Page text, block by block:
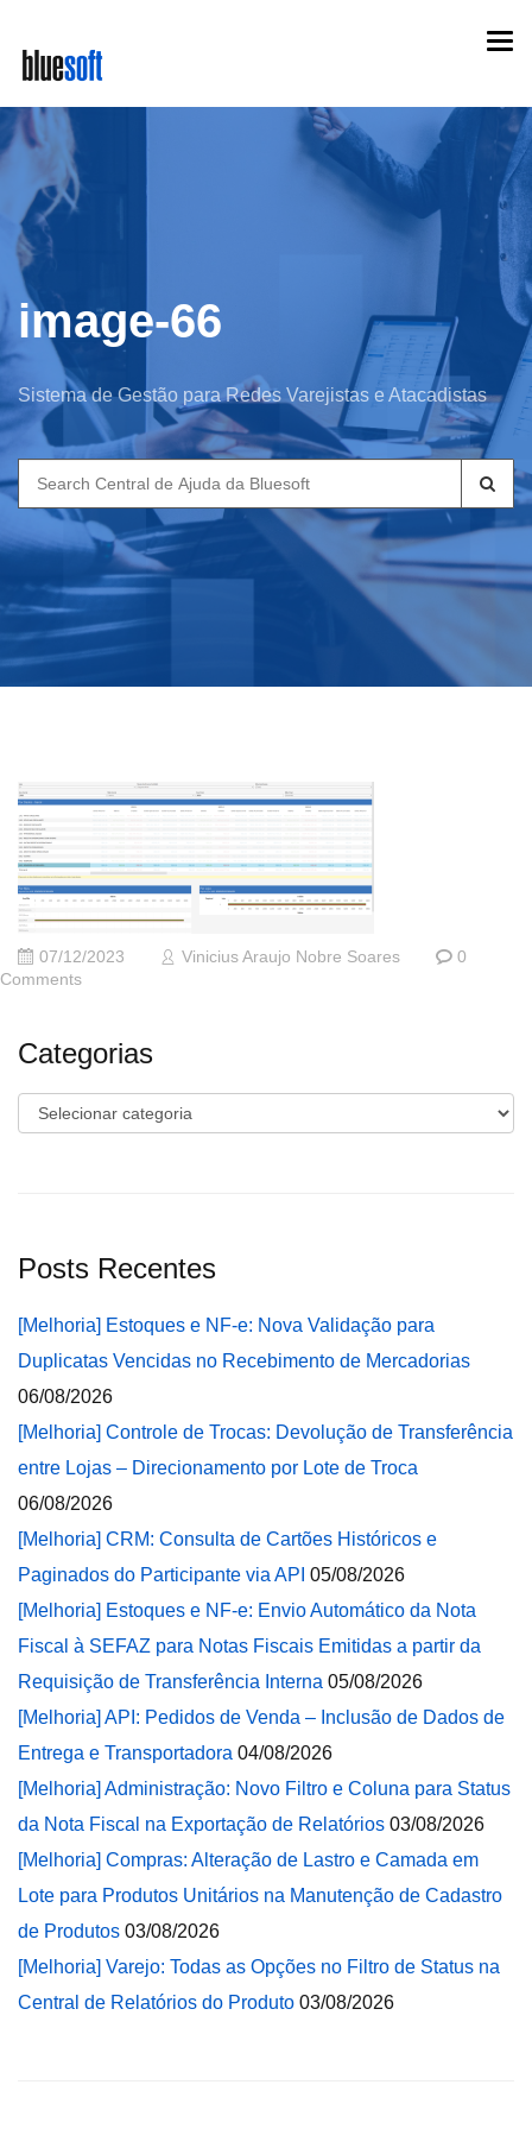
main
content
image-66
Sistema de Gestão para Redes Varejistas e Atacadistas
Search
for:
07/12/2023 Vinicius Araujo Nobre Soares
0
Comments
Categorias
Categorias
Posts Recentes
[Melhoria] Estoques e NF-e: Nova Validação para
Duplicatas Vencidas no Recebimento de Mercadorias
06/08/2026
[Melhoria] Controle de Trocas: Devolução de Transferência
entre Lojas – Direcionamento por Lote de Troca
06/08/2026
[Melhoria] CRM: Consulta de Cartões Históricos e
Paginados do Participante via API 05/08/2026
[Melhoria] Estoques e NF-e: Envio Automático da Nota
Fiscal à SEFAZ para Notas Fiscais Emitidas a partir da
Requisição de Transferência Interna 05/08/2026
[Melhoria] API: Pedidos de Venda – Inclusão de Dados de
Entrega e Transportadora 04/08/2026
[Melhoria] Administração: Novo Filtro e Coluna para Status
da Nota Fiscal na Exportação de Relatórios 03/08/2026
[Melhoria] Compras: Alteração de Lastro e Camada em
Lote para Produtos Unitários na Manutenção de Cadastro
de Produtos 03/08/2026
[Melhoria] Varejo: Todas as Opções no Filtro de Status na
Central de Relatórios do Produto 03/08/2026